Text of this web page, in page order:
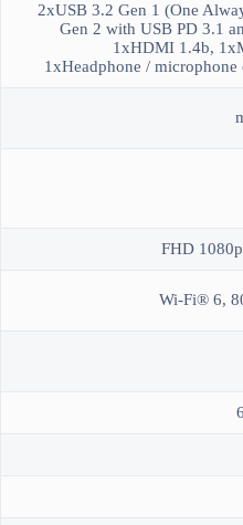
2xUSB 3.2 Gen 1 (One
Gen 2 with USB PD 3.1
1xHDMI 1.4b,
1xHeadphone /
FHD
Wi-Fi® 6,